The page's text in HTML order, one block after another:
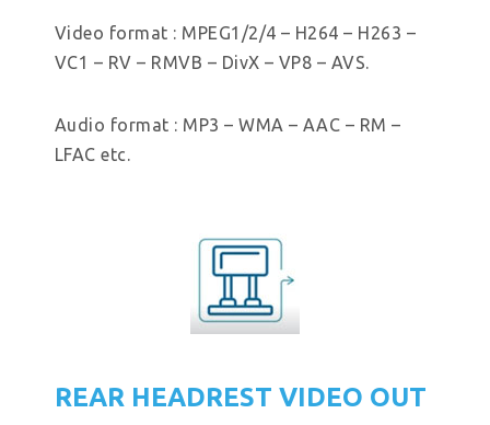
Video format : MPEG1/2/4 – H264 – H263 –
VC1 – RV – RMVB – DivX – VP8 – AVS.
Audio format : MP3 – WMA – AAC – RM –
LFAC etc.
REAR HEADREST VIDEO OUT